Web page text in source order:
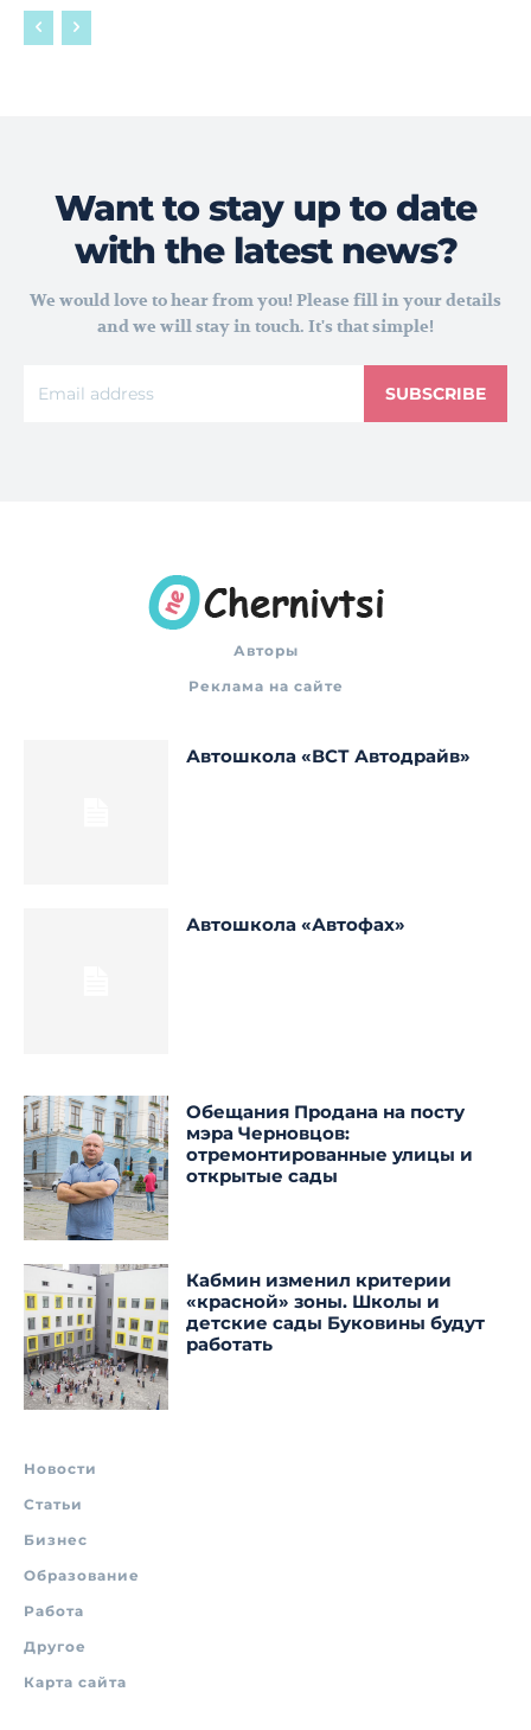
Want to stay up to date
with the latest news?
We would love to hear from you! Please fill in your details
and we will stay in touch. It's that simple!
SUBSCRIBE
Авторы
Реклама на сайте
Автошкола «ВСТ Автодрайв»
Автошкола «Автофах»
Обещания Продана на посту
мэра Черновцов:
отремонтированные улицы и
открытые сады
Кабмин изменил критерии
«красной» зоны. Школы и
детские сады Буковины будут
работать
Новости
Статьи
Бизнес
Образование
Работа
Другое
Карта сайта